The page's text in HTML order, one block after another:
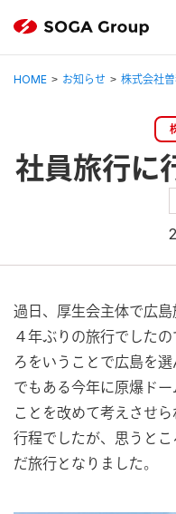
HOME お知らせ 株式会社
社員旅行に
過日、厚生会主体で広島
４年ぶりの旅行でした
ろをいうことで広島を
でもある今年に原爆ド
ことを改めて考えさせ
行程でしたが、思うと
だ旅行となりました。